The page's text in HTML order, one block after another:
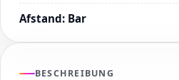
Afstand: Bar
BESCHREIBUNG